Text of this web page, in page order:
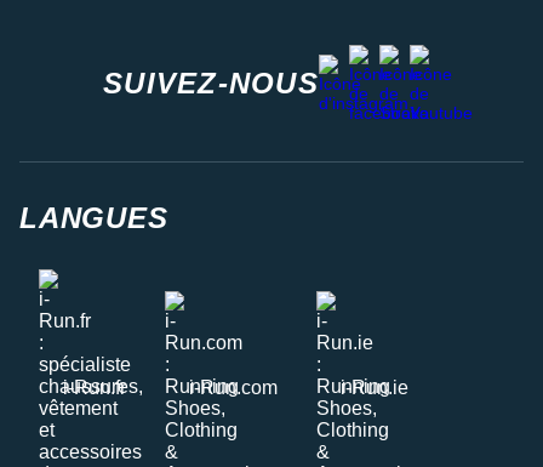
SUIVEZ-NOUS
instagram
facebook
stravayoutube
LANGUES
i-Run.fr i-Run.com i-Run.ie